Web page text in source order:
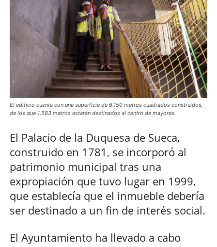
El edificio cuenta con una superficie de 6.150 metros cuadrados construidos,
de los que 1.583 metros estarán destinados al centro de mayores.
El Palacio de la Duquesa de Sueca,
construido en 1781, se incorporó al
patrimonio municipal tras una
expropiación que tuvo lugar en 1999,
que establecía que el inmueble debería
ser destinado a un fin de interés social.
El Ayuntamiento ha llevado a cabo